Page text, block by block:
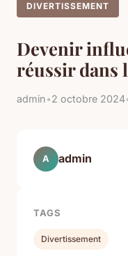
DIVERTISSEMENT
Devenir
réussir dans
admin•2 octobre 2024
A admin
TAGS
Divertissement